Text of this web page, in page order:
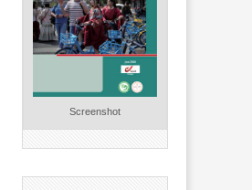
Screenshot